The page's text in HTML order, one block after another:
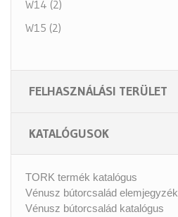
W14 (2)
W15 (2)
FELHASZNÁLÁSI TERÜLET
KATALÓGUSOK
TORK termék katalógus
Vénusz bútorcsalád elemjegyzék
Vénusz bútorcsalád katalógus